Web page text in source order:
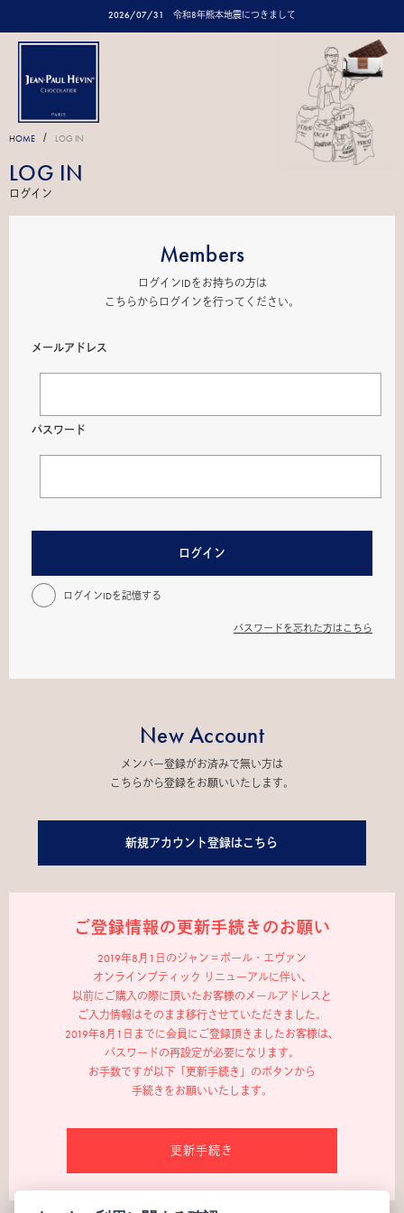
2026/07/31 令和8年熊本地震につきまして
HOME / LOG IN
LOG IN
ログイン
Members
ログインIDをお持ちの方は
こちらからログインを行ってください。
メールアドレス
パスワード
ログイン
ログインIDを記憶する
パスワードを忘れた方はこちら
New Account
メンバー登録がお済みで無い方は
こちらから登録をお願いいたします。
新規アカウント登録はこちら
ご登録情報の更新手続きのお願い
2019年8月1日のジャン＝ポール・エヴァン
オンラインブティック リニューアルに伴い、
以前にご購入の際に頂いたお客様のメールアドレスと
ご入力情報はそのまま移行させていただきました。
2019年8月1日までに会員にご登録頂きましたお客様は、
パスワードの再設定が必要になります。
お手数ですが以下「更新手続き」のボタンから
手続きをお願いいたします。
更新手続き